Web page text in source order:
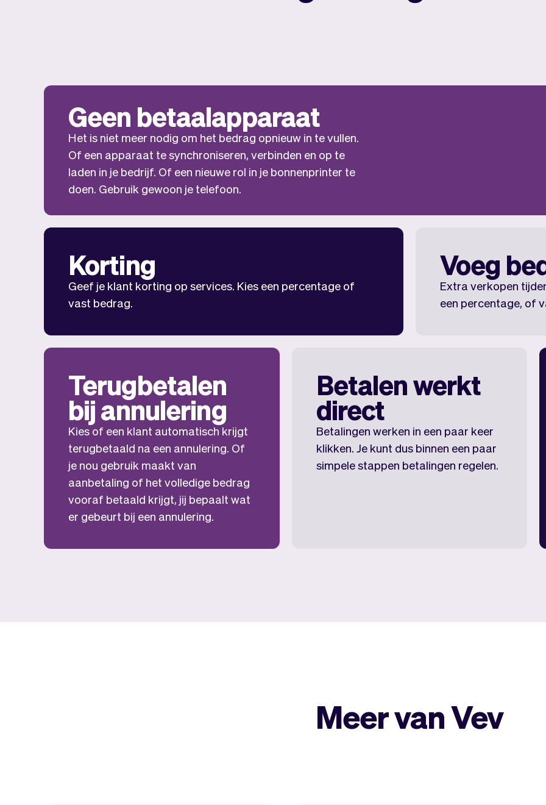
Geen betaalapparaat
Het is niet meer nodig om het bedrag opnieuw in te vullen.
Of een apparaat te synchroniseren, verbinden en op te
laden in je bedrijf. Of een nieuwe rol in je bonnenprinter te
doen. Gebruik gewoon je telefoon.
Korting
Geef je klant korting op services. Kies een percentage of
vast bedrag.
Voeg
Extra verkopen
een percentage, of
Terugbetalen
bij annulering
Kies of een klant automatisch krijgt
terugbetaald na een annulering. Of
je nou gebruik maakt van
aanbetaling of het volledige bedrag
vooraf betaald krijgt, jij bepaalt wat
er gebeurt bij een annulering.
Betalen werkt
direct
Betalingen werken in een paar keer
klikken. Je kunt dus binnen een paar
simpele stappen betalingen regelen.
Meer van Vev